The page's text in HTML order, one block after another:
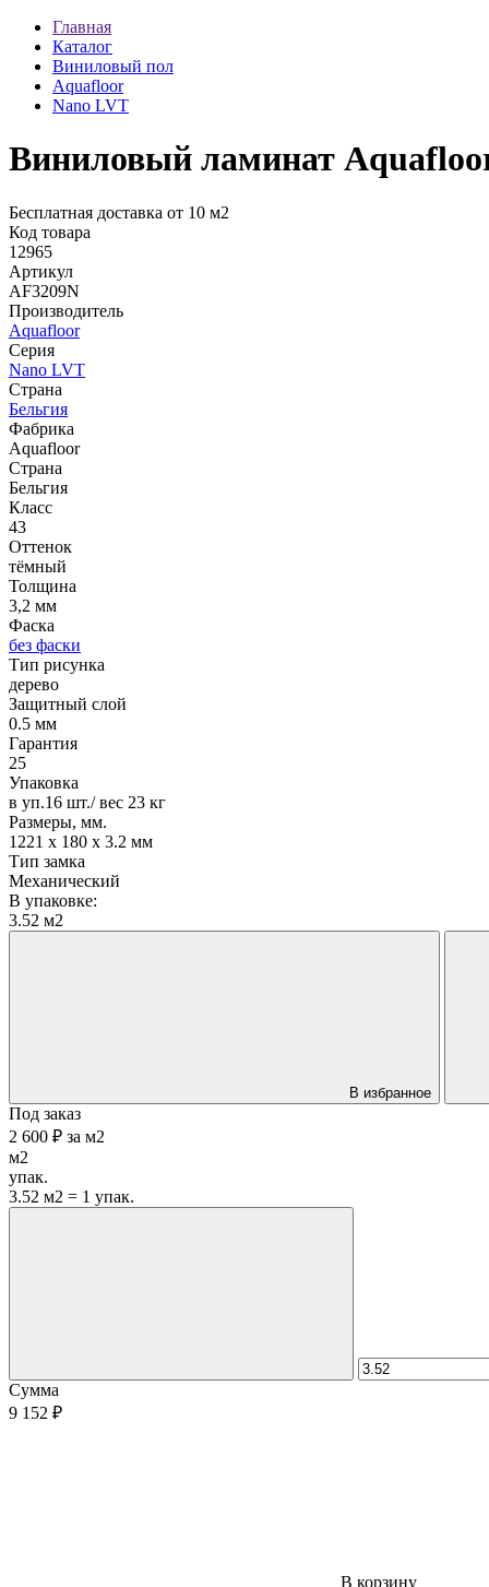
Главная
Каталог
Виниловый пол
Aquafloor
Nano LVT
Виниловый ламинат
Бесплатная доставка от 10 м2
Код товара
12965
Артикул
AF3209N
Производитель
Aquafloor
Серия
Nano LVT
Страна
Бельгия
Фабрика
Aquafloor
Страна
Бельгия
Класс
43
Оттенок
тёмный
Толщина
3,2 мм
Фаска
без фаски
Тип рисунка
дерево
Защитный слой
0.5 мм
Гарантия
25
Упаковка
в уп.16 шт./ вес 23 кг
Размеры, мм.
1221 х 180 х 3.2 мм
Тип замка
Механический
В упаковке:
3.52 м2
В избранное
Под заказ
2 600 ₽ за м2
м2
упак.
3.52 м2 = 1 упак.
Сумма
9 152 ₽
В корзину